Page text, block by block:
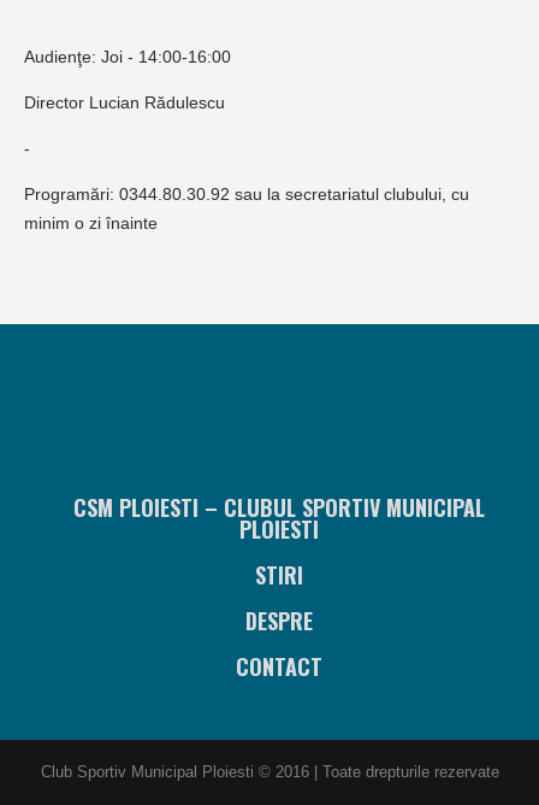
Audienţe: Joi - 14:00-16:00
Director Lucian Rădulescu
-
Programări: 0344.80.30.92 sau la secretariatul clubului, cu
minim o zi înainte
CSM PLOIESTI – CLUBUL SPORTIV MUNICIPAL
PLOIESTI
STIRI
DESPRE
CONTACT
Club Sportiv Municipal Ploiesti © 2016 | Toate drepturile rezervate